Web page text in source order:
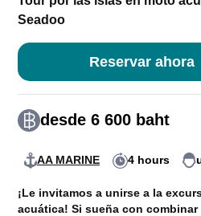
Seadoo
Reservar ahora
desde 6 600 baht
AA MARINE 4 hours
¡Le invitamos a unirse a la
acuática! Si sueña con